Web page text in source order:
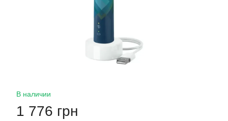
В наличии
1 776 грн